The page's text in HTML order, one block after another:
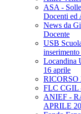
ASA -
Docenti ed
News da
Docente
USB
Locandina
16 aprile
RICORSO
FLC CGIL
ANIEF -
APRILE